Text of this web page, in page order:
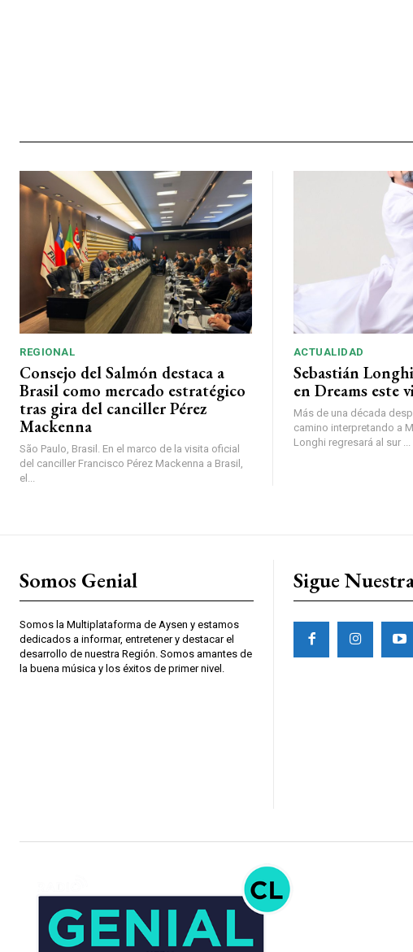
REGIONAL
Consejo del Salmón destaca a
Brasil como mercado estratégico
tras gira del canciller Pérez
Mackenna
São Paulo, Brasil. En el marco de la visita oficial
del canciller Francisco Pérez Mackenna a Brasil,
el...
ACTUALIDAD
Sebastián
en Dreams este
Más de una década
camino interpretando a
Longhi regresará al sur ...
Somos Genial
Somos la Multiplataforma de Aysen y estamos
dedicados a informar, entretener y destacar el
desarrollo de nuestra Región. Somos amantes de
la buena música y los éxitos de primer nivel.
Sigue